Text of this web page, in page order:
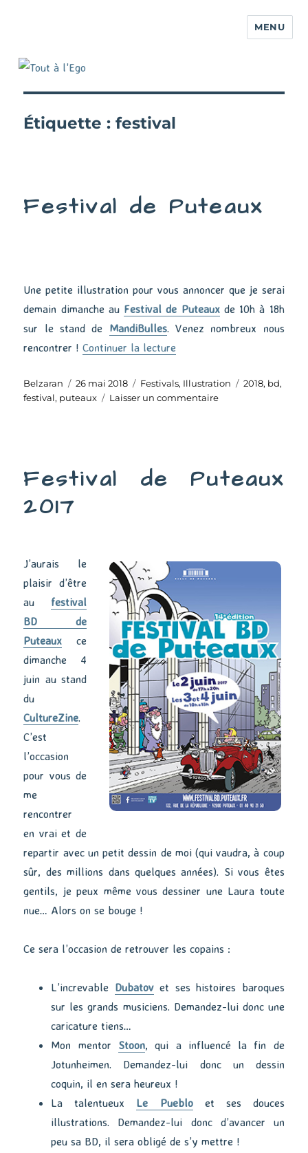
MENU
Étiquette :festival
Festival de Puteaux
Une petite illustration pour vous annoncer que je serai
demain dimanche au Festival de Puteauxde 10h à 18h
sur le stand de MandiBulles. Venez nombreux nous
rencontrer !Continuer la lecture
Auteur
Belzaran
Publié
le
26 mai 2018 Catégories
Festivals, Illustration Étiquettes
2018, bd,
festival, puteaux Laisser un commentairesur
Festival de Puteaux
2017
J’aurais le
plaisir d’être
au festival
BD de
Puteaux ce
dimanche 4
juin au stand
du
CultureZine.
C’est
l’occasion
pour vous de
me
rencontrer
en vrai et de
repartir avec un petit dessin de moi (qui vaudra, à coup
sûr, des millions dans quelques années). Si vous êtes
gentils, je peux même vous dessiner une Laura toute
nue… Alors on se bouge !
Ce sera l’occasion de retrouver les copains :
L’increvable Dubatovet ses histoires baroques
sur les grands musiciens. Demandez-lui donc une
caricature tiens…
Mon mentor Stoon, qui a influencé la fin de
Jotunheimen. Demandez-lui donc un dessin
coquin, il en sera heureux !
La talentueux Le Puebloet ses douces
illustrations. Demandez-lui donc d’avancer un
peu sa BD, il sera obligé de s’y mettre !